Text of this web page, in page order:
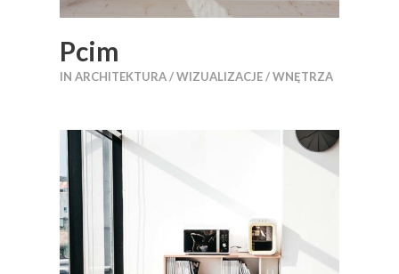
Pcim
IN ARCHITEKTURA / WIZUALIZACJE / WNĘTRZA